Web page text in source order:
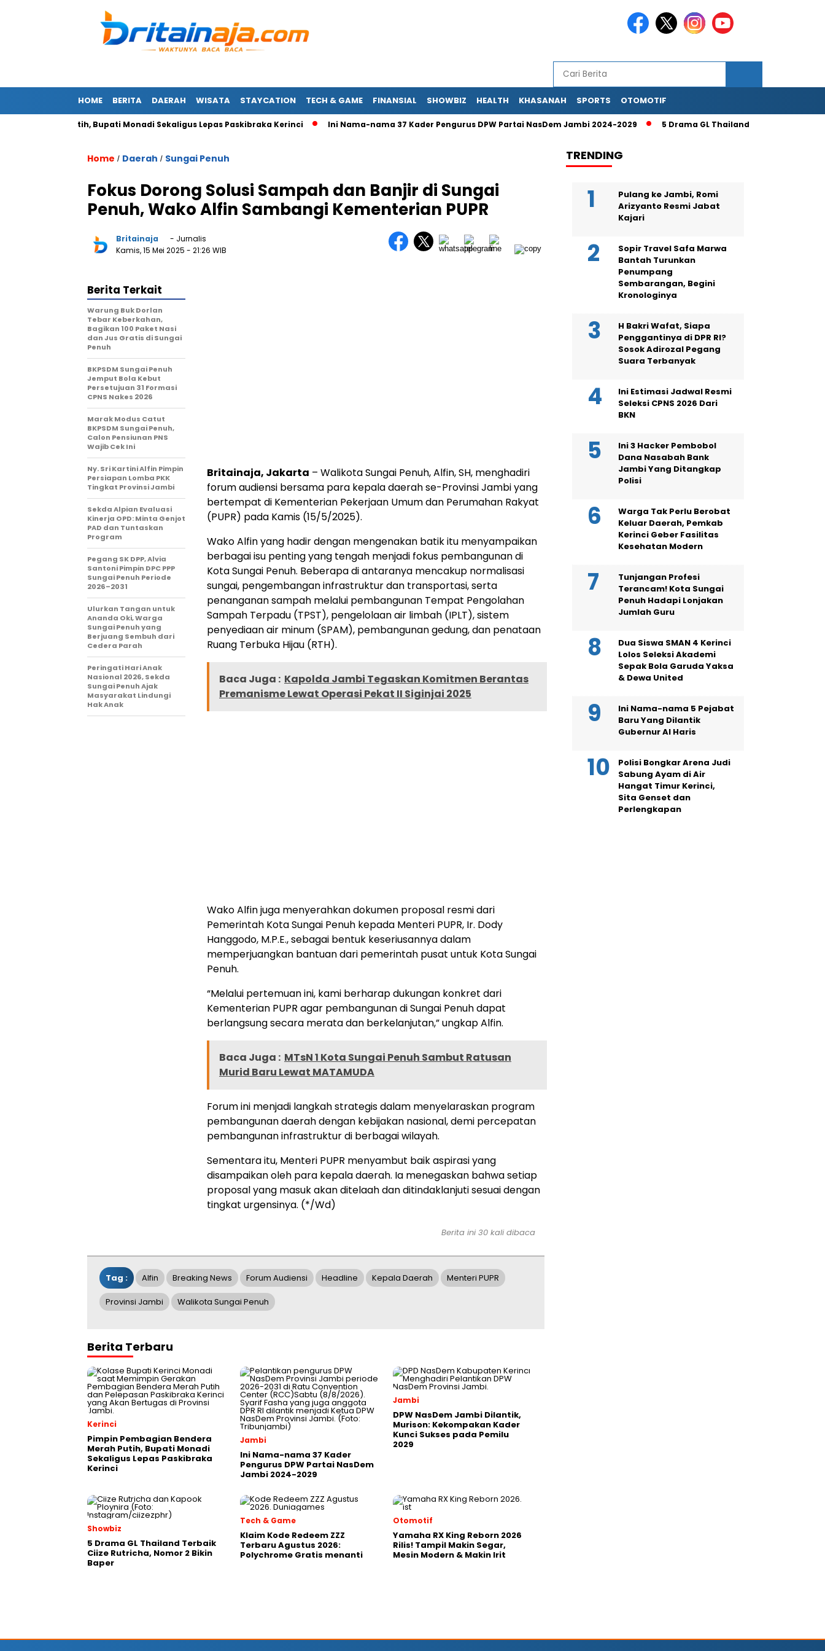
HOME BERITA DAERAH WISATA STAYCATION TECH & GAME FINANSIAL SHOWBIZ HEALTH KHASANAH SPORTS OTOMOTIF
Merah Putih, Bupati Monadi Sekaligus Lepas Paskibraka Kerinci Ini Nama-nama 37 Kader Pengurus DPW Partai NasDem Jambi 2024-2029 5 Drama GL Thailand Terbaik Ciize
Home / Daerah / Sungai Penuh
Fokus Dorong Solusi Sampah dan Banjir di Sungai
Penuh, Wako Alfin Sambangi Kementerian PUPR
Britainaja
- Jurnalis
Kamis, 15 Mei 2025 - 21:26 WIB
Britainaja, Jakarta – Walikota Sungai Penuh, Alfin, SH, menghadiri
forum audiensi bersama para kepala daerah se-Provinsi Jambi yang
bertempat di Kementerian Pekerjaan Umum dan Perumahan Rakyat
(PUPR) pada Kamis (15/5/2025).
Wako Alfin yang hadir dengan mengenakan batik itu menyampaikan
berbagai isu penting yang tengah menjadi fokus pembangunan di
Kota Sungai Penuh. Beberapa di antaranya mencakup normalisasi
sungai, pengembangan infrastruktur dan transportasi, serta
penanganan sampah melalui pembangunan Tempat Pengolahan
Sampah Terpadu (TPST), pengelolaan air limbah (IPLT), sistem
penyediaan air minum (SPAM), pembangunan gedung, dan penataan
Ruang Terbuka Hijau (RTH).
Baca Juga : Kapolda Jambi Tegaskan Komitmen Berantas
Premanisme Lewat Operasi Pekat II Siginjai 2025
Wako Alfin juga menyerahkan dokumen proposal resmi dari
Pemerintah Kota Sungai Penuh kepada Menteri PUPR, Ir. Dody
Hanggodo, M.P.E., sebagai bentuk keseriusannya dalam
memperjuangkan bantuan dari pemerintah pusat untuk Kota Sungai
Penuh.
“Melalui pertemuan ini, kami berharap dukungan konkret dari
Kementerian PUPR agar pembangunan di Sungai Penuh dapat
berlangsung secara merata dan berkelanjutan,” ungkap Alfin.
Baca Juga : MTsN 1 Kota Sungai Penuh Sambut Ratusan
Murid Baru Lewat MATAMUDA
Forum ini menjadi langkah strategis dalam menyelaraskan program
pembangunan daerah dengan kebijakan nasional, demi percepatan
pembangunan infrastruktur di berbagai wilayah.
Sementara itu, Menteri PUPR menyambut baik aspirasi yang
disampaikan oleh para kepala daerah. Ia menegaskan bahwa setiap
proposal yang masuk akan ditelaah dan ditindaklanjuti sesuai dengan
tingkat urgensinya. (*/Wd)
Berita Terkait
Warung Buk Dorlan
Tebar Keberkahan,
Bagikan 100 Paket Nasi
dan Jus Gratis di Sungai
Penuh
BKPSDM Sungai Penuh
Jemput Bola Kebut
Persetujuan 31 Formasi
CPNS Nakes 2026
Marak Modus Catut
BKPSDM Sungai Penuh,
Calon Pensiunan PNS
Wajib Cek Ini
Ny. Sri Kartini Alfin Pimpin
Persiapan Lomba PKK
Tingkat Provinsi Jambi
Sekda Alpian Evaluasi
Kinerja OPD: Minta Genjot
PAD dan Tuntaskan
Program
Pegang SK DPP, Alvia
Santoni Pimpin DPC PPP
Sungai Penuh Periode
2026–2031
Ulurkan Tangan untuk
Ananda Oki, Warga
Sungai Penuh yang
Berjuang Sembuh dari
Cedera Parah
Peringati Hari Anak
Nasional 2026, Sekda
Sungai Penuh Ajak
Masyarakat Lindungi
Hak Anak
Berita ini 30 kali dibaca
Tag : Alfin Breaking News Forum Audiensi Headline Kepala Daerah Menteri PUPR
Provinsi Jambi Walikota Sungai Penuh
Berita Terbaru
Kerinci
Pimpin Pembagian Bendera
Merah Putih, Bupati Monadi
Sekaligus Lepas Paskibraka
Kerinci
Jambi
Ini Nama-nama 37 Kader
Pengurus DPW Partai NasDem
Jambi 2024-2029
Jambi
DPW NasDem Jambi Dilantik,
Murison: Kekompakan Kader
Kunci Sukses pada Pemilu
2029
Showbiz
5 Drama GL Thailand Terbaik
Ciize Rutricha, Nomor 2 Bikin
Baper
Tech & Game
Klaim Kode Redeem ZZZ
Terbaru Agustus 2026:
Polychrome Gratis menanti
Otomotif
Yamaha RX King Reborn 2026
Rilis! Tampil Makin Segar,
Mesin Modern & Makin Irit
TRENDING
Pulang ke Jambi, Romi
Arizyanto Resmi Jabat
Kajari
Sopir Travel Safa Marwa
Bantah Turunkan
Penumpang
Sembarangan, Begini
Kronologinya
H Bakri Wafat, Siapa
Penggantinya di DPR RI?
Sosok Adirozal Pegang
Suara Terbanyak
Ini Estimasi Jadwal Resmi
Seleksi CPNS 2026 Dari
BKN
Ini 3 Hacker Pembobol
Dana Nasabah Bank
Jambi Yang Ditangkap
Polisi
Warga Tak Perlu Berobat
Keluar Daerah, Pemkab
Kerinci Geber Fasilitas
Kesehatan Modern
Tunjangan Profesi
Terancam! Kota Sungai
Penuh Hadapi Lonjakan
Jumlah Guru
Dua Siswa SMAN 4 Kerinci
Lolos Seleksi Akademi
Sepak Bola Garuda Yaksa
& Dewa United
Ini Nama-nama 5 Pejabat
Baru Yang Dilantik
Gubernur Al Haris
Polisi Bongkar Arena Judi
Sabung Ayam di Air
Hangat Timur Kerinci,
Sita Genset dan
Perlengkapan